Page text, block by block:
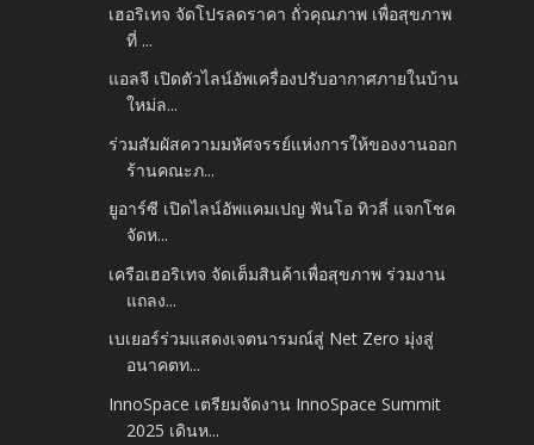
เฮอริเทจ จัดโปรลดราคา ถั่วคุณภาพ เพื่อสุขภาพ
ที่ ...
แอลจี เปิดตัวไลน์อัพเครื่องปรับอากาศภายในบ้าน
ใหม่ล...
ร่วมสัมผัสความมหัศจรรย์แห่งการให้ของงานออก
ร้านคณะภ...
ยูอาร์ซี เปิดไลน์อัพแคมเปญ ฟันโอ ทิวลี่ แจกโชค
จัดห...
เครือเฮอริเทจ จัดเต็มสินค้าเพื่อสุขภาพ ร่วมงาน
แถลง...
เบเยอร์ร่วมแสดงเจตนารมณ์สู่ Net Zero มุ่งสู่
อนาคตท...
InnoSpace เตรียมจัดงาน InnoSpace Summit
2025 เดินห...